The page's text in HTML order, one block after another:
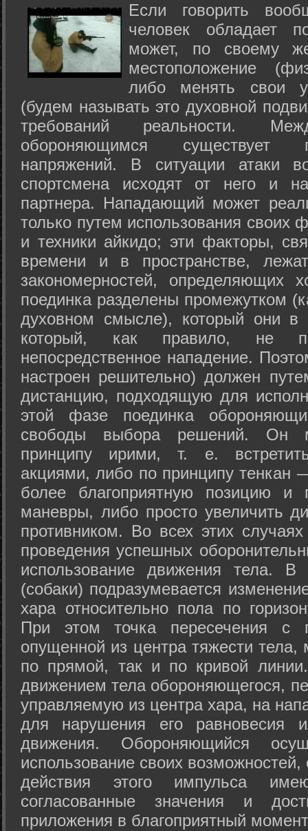
Если говорить
человек обладает
может, по своему
местоположение
либо менять свои
(будем называть это духовной
требований реальности.
обороняющимся существует
напряжений. В ситуации атаки
спортсмена исходят от него и
партнера. Нападающий может
только путем использования своих
и техники айкидо; эти факторы,
времени и в пространстве,
закономерностей, определяющих
поединка разделены промежутком
духовном смысле), который они в
который, как правило, не
непосредственное нападение.
настроен решительно) должен
дистанцию, подходящую для
этой фазе поединка
свободы выбора решений. Он
принципу ирими, т. е.
акциями, либо по принципу тенкан
более благоприятную позицию и
маневры, либо просто увеличить
противником. Во всех этих
проведения успешных
использование движения тела.
(собаки) подразумевается
хара относительно пола по
При этом точка пересечения с
опущенной из центра тяжести
по прямой, так и по кривой
движением тела обороняющегося,
управляемую из центра хара, на
для нарушения его равновесия
движения. Обороняющийся
использование своих
действия этого импульса
согласованные значения и
приложения в благоприятный